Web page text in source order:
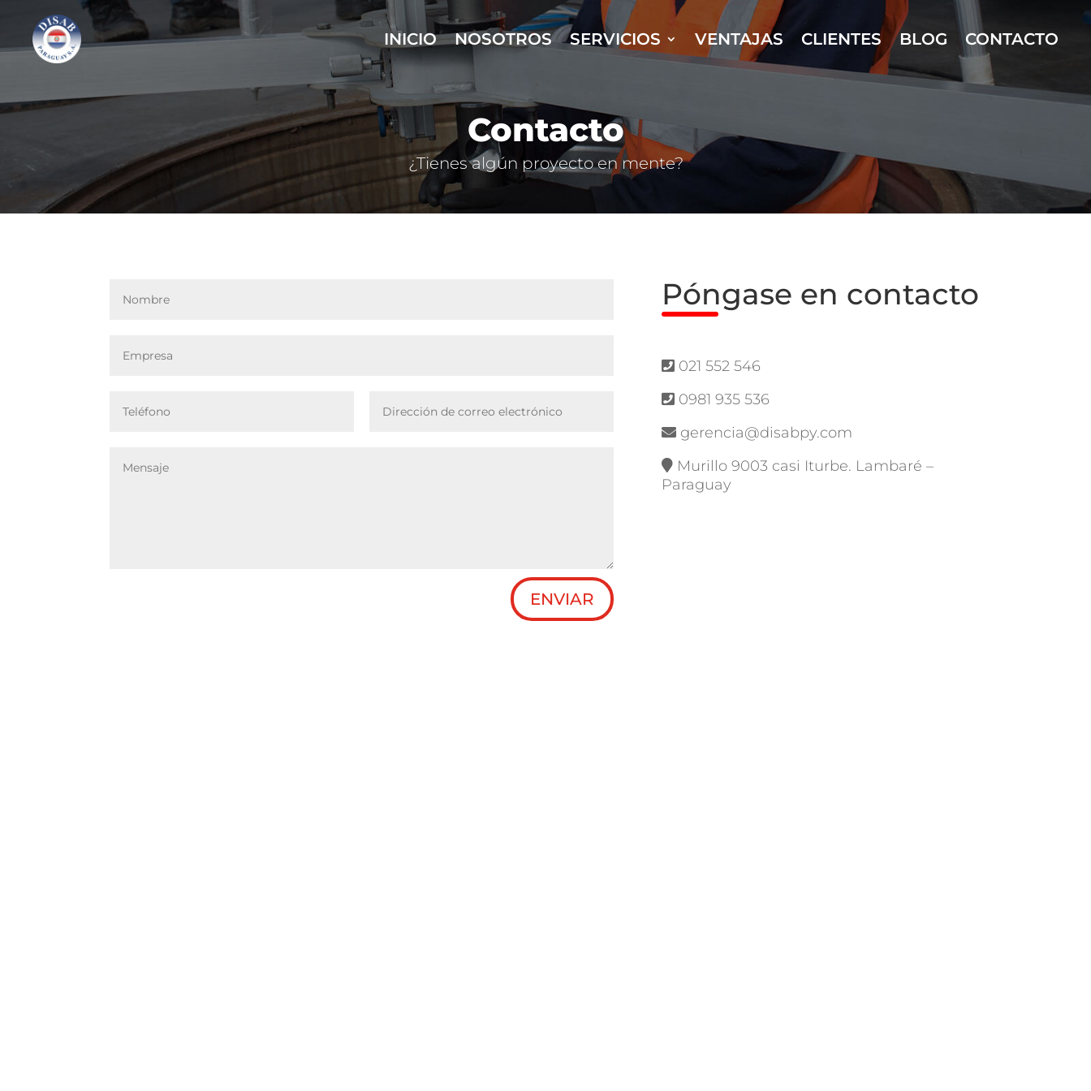
INICIO NOSOTROS SERVICIOS VENTAJAS CLIENTES BLOG CONTACTO
Contacto
¿Tienes algún proyecto en mente?
ENVIAR
Póngase en contacto
021 552 546
0981 935 536
gerencia@disabpy.com
Murillo 9003 casi Iturbe. Lambaré –
Paraguay